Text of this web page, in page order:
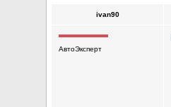
ivan90
АвтоЭксперт